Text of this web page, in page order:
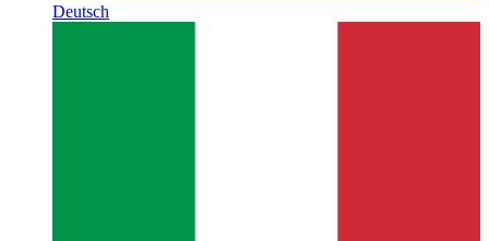
Deutsch